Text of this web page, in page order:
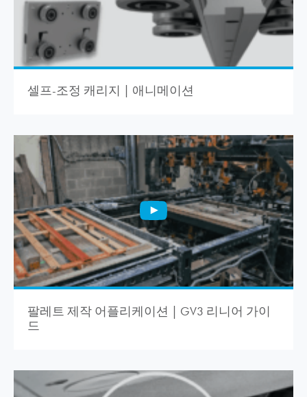
셀프-조정 캐리지 | 애니메이션
팔레트 제작 어플리케이션 | GV3 리니어 가이
드